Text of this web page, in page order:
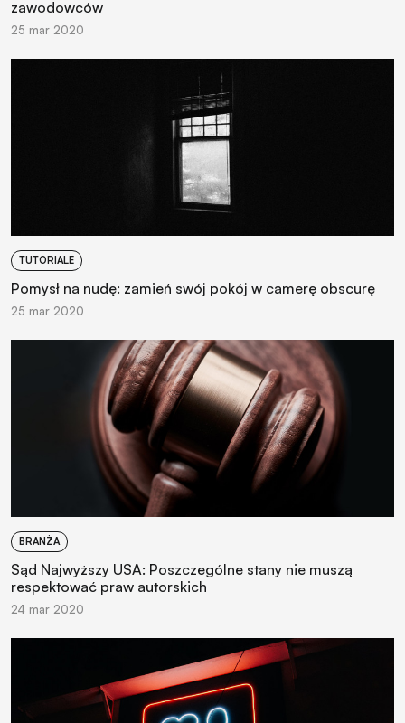
zawodowców
25 mar 2020
TUTORIALE
Pomysł na nudę: zamień swój pokój w camerę obscurę
25 mar 2020
BRANŻA
Sąd Najwyższy USA: Poszczególne stany nie muszą
respektować praw autorskich
24 mar 2020